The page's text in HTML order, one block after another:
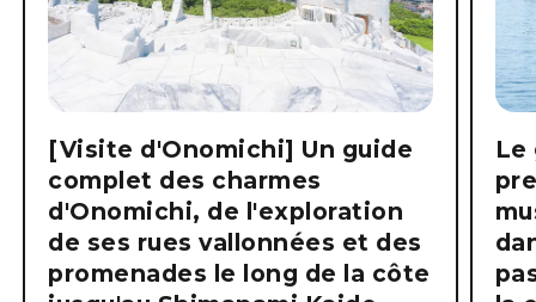
[Visite d'Onomichi] Un guide
complet des charmes
d'Onomichi, de l'exploration
de ses rues vallonnées et des
promenades le long de la côte
Le